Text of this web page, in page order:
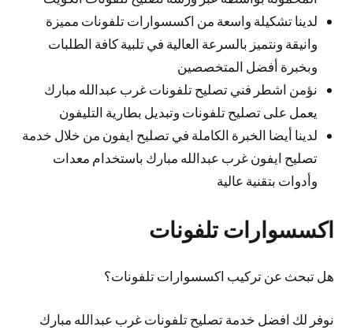
لدينا تشكيلة واسعة من اكسسوارات تلفونات مميزة
وانيقة ونتميز بالسرعة العالية في تلبية كافة الطلبات
وبخبرة أفضل المتخصصين
نؤمن اشطر فني تصليح تلفونات غرب عبدالله مبارك
يعمل على تصليح تلفونات وتبديل بطارية التليفون
لدينا أيضا الخبرة الكاملة في تصليح ايفون من خلال خدمة
تصليح ايفون غرب عبدالله مبارك باستخدام معدات
وأدوات بتقنية عالية
اكسسوارات تلفونات
هل تبحث عن تركيب اكسسوارات تلفونات؟
نوفر لك افضل خدمة تصليح تلفونات غرب عبدالله مبارك